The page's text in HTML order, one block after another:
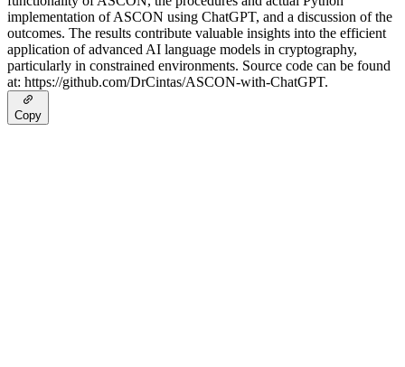
implementation of ASCON using ChatGPT, and a discussion of the
outcomes. The results contribute valuable insights into the efficient
application of advanced AI language models in cryptography,
particularly in constrained environments. Source code can be found
at: https://github.com/DrCintas/ASCON-with-ChatGPT.
Copy